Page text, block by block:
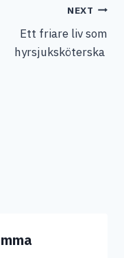
NEXT
Ett friare liv som
hyrsjuksköterska